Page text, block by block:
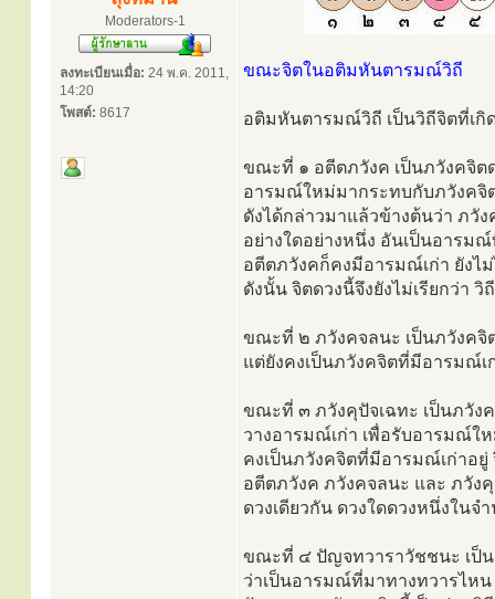
Moderators-1
ลงทะเบียนเมื่อ: 24 พ.ค. 2011,
14:20
โพสต์: 8617
ขณะจิตในอติมหันตารมณ์วิถี
อติมหันตารมณ์วิถี เป็นวิถีจิตที่เ
ขณะที่ ๑ อตีตภวังค เป็นภวังคจิ
อารมณ์ใหม่มากระทบกับภวังคจิ
ดังได้กล่าวมาแล้วข้างต้นว่า ภ
อย่างใดอย่างหนึ่ง อันเป็นอารม
อตีตภวังคก็คงมีอารมณ์เก่า ยังไ
ดังนั้น จิตดวงนี้จึงยังไม่เรียกว่า วิ
ขณะที่ ๒ ภวังคจลนะ เป็นภวังคจิ
แต่ยังคงเป็นภวังคจิตที่มีอารมณ์เ
ขณะที่ ๓ ภวังคุปัจเฉทะ เป็นภวัง
วางอารมณ์เก่า เพื่อรับอารมณ์ใ
คงเป็นภวังคจิตที่มีอารมณ์เก่าอยู่
อตีตภวังค ภวังคจลนะ และ ภวัง
ดวงเดียวกัน ดวงใดดวงหนึ่งในจ
ขณะที่ ๔ ปัญจทวาราวัชชนะ เป็
ว่าเป็นอารมณ์ที่มาทางทวารไ